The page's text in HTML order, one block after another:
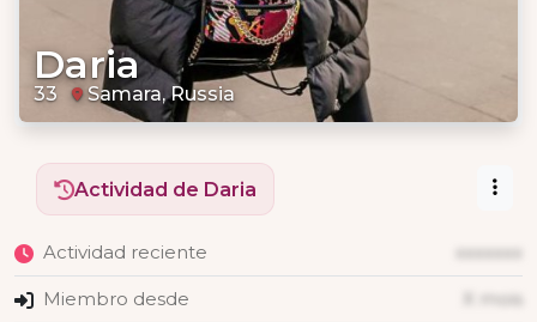
Daria
33 Samara, Russia
Actividad de Daria
Actividad reciente xxxxxxx
Miembro desde X mois